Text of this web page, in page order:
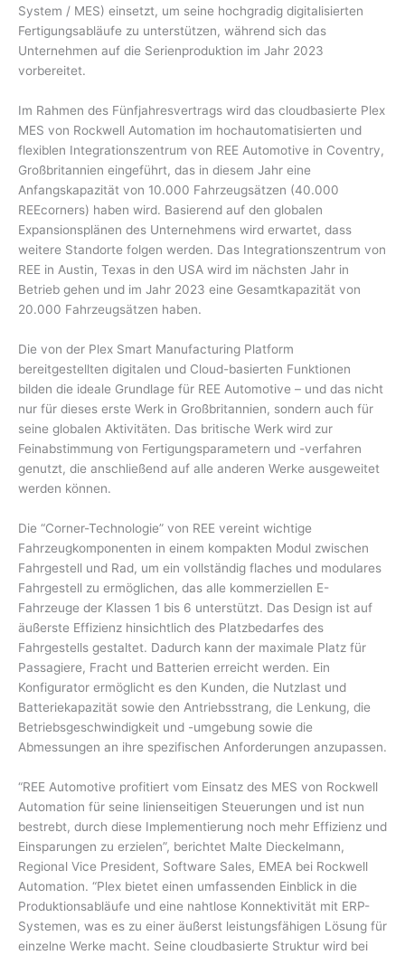
System / MES) einsetzt, um seine hochgradig digitalisierten
Fertigungsabläufe zu unterstützen, während sich das
Unternehmen auf die Serienproduktion im Jahr 2023
vorbereitet.
Im Rahmen des Fünfjahresvertrags wird das cloudbasierte Plex
MES von Rockwell Automation im hochautomatisierten und
flexiblen Integrationszentrum von REE Automotive in Coventry,
Großbritannien eingeführt, das in diesem Jahr eine
Anfangskapazität von 10.000 Fahrzeugsätzen (40.000
REEcorners) haben wird. Basierend auf den globalen
Expansionsplänen des Unternehmens wird erwartet, dass
weitere Standorte folgen werden. Das Integrationszentrum von
REE in Austin, Texas in den USA wird im nächsten Jahr in
Betrieb gehen und im Jahr 2023 eine Gesamtkapazität von
20.000 Fahrzeugsätzen haben.
Die von der Plex Smart Manufacturing Platform
bereitgestellten digitalen und Cloud-basierten Funktionen
bilden die ideale Grundlage für REE Automotive – und das nicht
nur für dieses erste Werk in Großbritannien, sondern auch für
seine globalen Aktivitäten. Das britische Werk wird zur
Feinabstimmung von Fertigungsparametern und -verfahren
genutzt, die anschließend auf alle anderen Werke ausgeweitet
werden können.
Die “Corner-Technologie” von REE vereint wichtige
Fahrzeugkomponenten in einem kompakten Modul zwischen
Fahrgestell und Rad, um ein vollständig flaches und modulares
Fahrgestell zu ermöglichen, das alle kommerziellen E-
Fahrzeuge der Klassen 1 bis 6 unterstützt. Das Design ist auf
äußerste Effizienz hinsichtlich des Platzbedarfes des
Fahrgestells gestaltet. Dadurch kann der maximale Platz für
Passagiere, Fracht und Batterien erreicht werden. Ein
Konfigurator ermöglicht es den Kunden, die Nutzlast und
Batteriekapazität sowie den Antriebsstrang, die Lenkung, die
Betriebsgeschwindigkeit und -umgebung sowie die
Abmessungen an ihre spezifischen Anforderungen anzupassen.
“REE Automotive profitiert vom Einsatz des MES von Rockwell
Automation für seine linienseitigen Steuerungen und ist nun
bestrebt, durch diese Implementierung noch mehr Effizienz und
Einsparungen zu erzielen”, berichtet Malte Dieckelmann,
Regional Vice President, Software Sales, EMEA bei Rockwell
Automation. “Plex bietet einen umfassenden Einblick in die
Produktionsabläufe und eine nahtlose Konnektivität mit ERP-
Systemen, was es zu einer äußerst leistungsfähigen Lösung für
einzelne Werke macht. Seine cloudbasierte Struktur wird bei